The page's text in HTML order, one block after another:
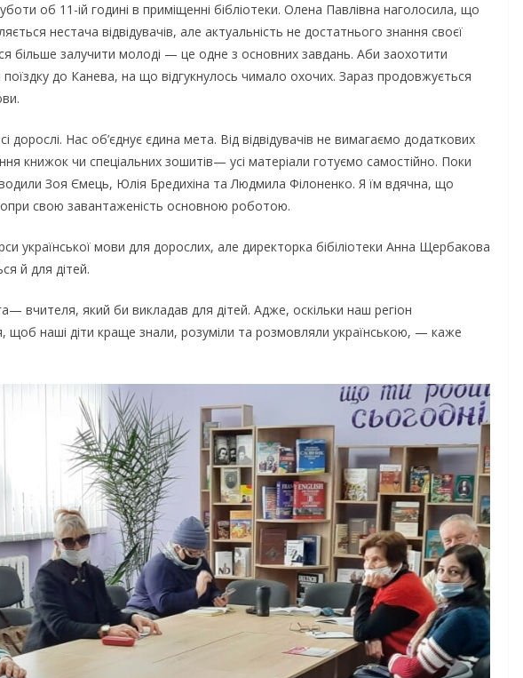
об 11-ій годині в приміщенні бібліотеки. Олена Павлівна наголосила, що
нестача відвідувачів, але актуальність не достатнього знання своєї
більше залучити молоді — це одне з основних завдань. Аби заохотити
поїздку до Канева, на що відгукнулось чимало охочих. Зараз продовжується
Нас об’єднує єдина мета. Від відвідувачів не вимагаємо додаткових
книжок чи спеціальних зошитів— усі матеріали готуємо самостійно. Поки
Зоя Ємець, Юлія Бредихіна та Людмила Філоненко. Я їм вдячна, що
свою завантаженість основною роботою.
української мови для дорослих, але директорка бібіліотеки Анна Щербакова
й для дітей.
вчителя, який би викладав для дітей. Адже, оскільки наш регіон
щоб наші діти краще знали, розуміли та розмовляли українською, — каже
НОВИНИ
майбутніх
уже
оформити
школяра»
06.08.2026 gormr
Останніми днями
жителів громади
справжньою літньою
спекою